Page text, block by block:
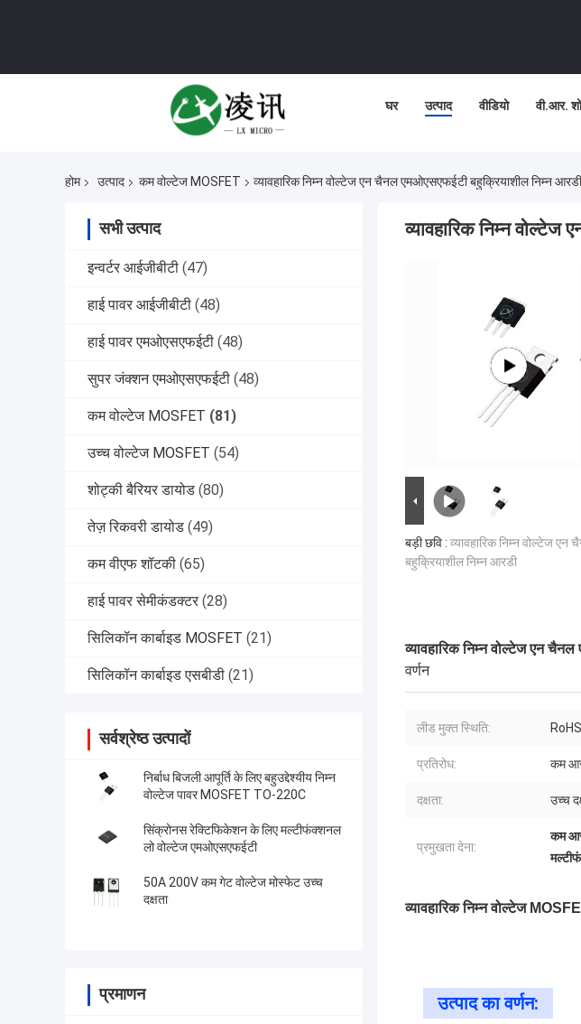
घर उत्पाद वीडियो वी.आर. शो
होम उत्पाद कम वोल्टेज MOSFET व्यावहारिक निम्न वोल्टेज एन चैनल एमओएसएफईटी बहुक्रियाशील निम्न आरडी
सभी उत्पाद
इन्वर्टर आईजीबीटी (47)
हाई पावर आईजीबीटी (48)
हाई पावर एमओएसएफईटी (48)
सुपर जंक्शन एमओएसएफईटी (48)
कम वोल्टेज MOSFET (81)
उच्च वोल्टेज MOSFET (54)
शोट्की बैरियर डायोड (80)
तेज़ रिकवरी डायोड (49)
कम वीएफ शॉटकी (65)
हाई पावर सेमीकंडक्टर (28)
सिलिकॉन कार्बाइड MOSFET (21)
सिलिकॉन कार्बाइड एसबीडी (21)
सर्वश्रेष्ठ उत्पादों
निर्बाध बिजली आपूर्ति के लिए बहुउद्देश्यीय निम्न
वोल्टेज पावर MOSFET TO-220C
सिंक्रोनस रेक्टिफिकेशन के लिए मल्टीफंक्शनल
लो वोल्टेज एमओएसएफईटी
50A 200V कम गेट वोल्टेज मोस्फेट उच्च
दक्षता
प्रमाणन
व्यावहारिक निम्न
बड़ी छवि : व्यावहारिक निम्न वोल्टेज
बहुक्रियाशील निम्न आरडी
व्यावहारिक निम्न वोल्टेज एन
वर्णन
लीड मुक्त स्थिति: RoHS
प्रतिरोध: कम
दक्षता: उच्च
प्रमुखता देना:
कम
व्यावहारिक निम्न वोल्टेज
उत्पाद का वर्णन: